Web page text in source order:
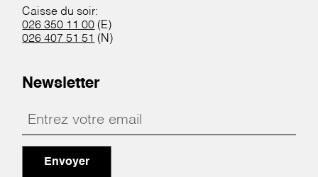
Caisse du soir:
026 350 11 00 (E)
026 407 51 51 (N)
Newsletter
Envoyer